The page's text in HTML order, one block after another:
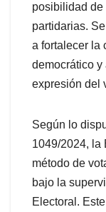
posibilidad de
partidarias.
a fortalecer la
democrático y
expresión del
Según lo
1049/2024, la
método de
bajo la
Electoral.